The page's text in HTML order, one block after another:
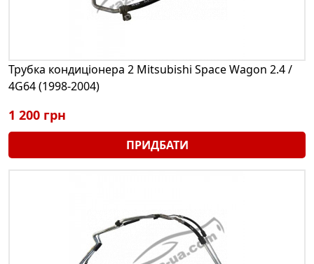
Трубка кондиціонера 2 Mitsubishi Space Wagon 2.4 /
4G64 (1998-2004)
1 200 грн
ПРИДБАТИ